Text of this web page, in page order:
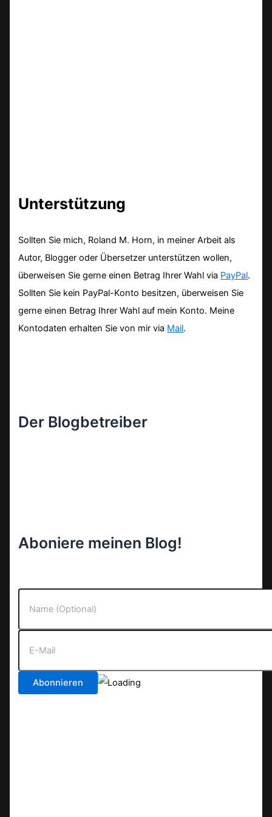
Unterstützung
Sollten Sie mich, Roland M. Horn, in meiner Arbeit als
Autor, Blogger oder Übersetzer unterstützen wollen,
überweisen Sie gerne einen Betrag Ihrer Wahl via PayPal.
Sollten Sie kein PayPal-Konto besitzen, überweisen Sie
gerne einen Betrag Ihrer Wahl auf mein Konto. Meine
Kontodaten erhalten Sie von mir via Mail.
Der Blogbetreiber
Aboniere meinen Blog!